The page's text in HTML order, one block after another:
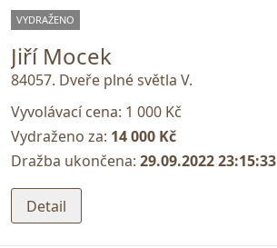
VYDRAŽENO
Jiří Mocek
84057. Dveře plné světla V.
Vyvolávací cena: 1 000 Kč
Vydraženo za: 14 000 Kč
Dražba ukončena: 29.09.2022 23:15:33
Detail